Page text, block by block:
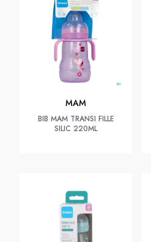
MAM
BIB MAM TRANSI FILLE
SILIC 220ML